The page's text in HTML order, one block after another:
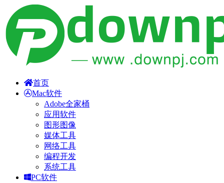
首页
Mac软件
Adobe全家桶
应用软件
图形图像
媒体工具
网络工具
编程开发
系统工具
PC软件